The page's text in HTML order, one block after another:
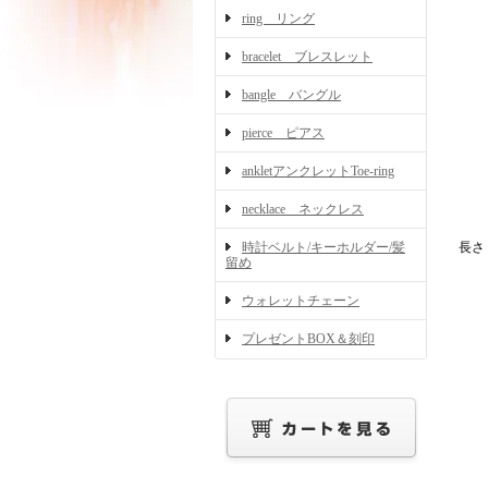
ring リング
bracelet ブレスレット
bangle バングル
pierce ピアス
ankletアンクレットToe-ring
necklace ネックレス
時計ベルト/キーホルダー/髪
留め
ウォレットチェーン
プレゼントBOX＆刻印
長さ